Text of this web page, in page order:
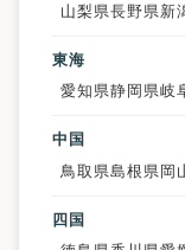
山梨県長野県 新
東海
愛知県静岡県岐
中国
鳥取県島根県 岡
四国